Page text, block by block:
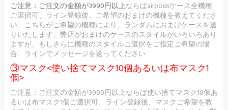
ご注意： ご注文の金額が3990円以上ならばairpodsケース全機種
ご選択可、ライン登録後、ご希望のおまけの機種を教えてくださ
い、こちらがご希望の機種により、ランダムにおまけケースを送
りいたします、弊店がおまけのケースのスタイルがいろいろあり
ますが、もしさらに機種のスタイルご選択をご指定ご希望の場
合、ラインでメッセージを送ってください
③マスク<使い捨てマスク10個あるいは布マスク1
個>
ご注意：ご注文の金額が3990円以上ならば使い捨てマスク10個あ
るいは布マスク1個ご選択可、ライン登録後、マスクご希望を教